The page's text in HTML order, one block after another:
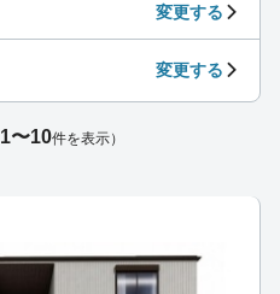
変更する
変更する
1〜10件を表示）